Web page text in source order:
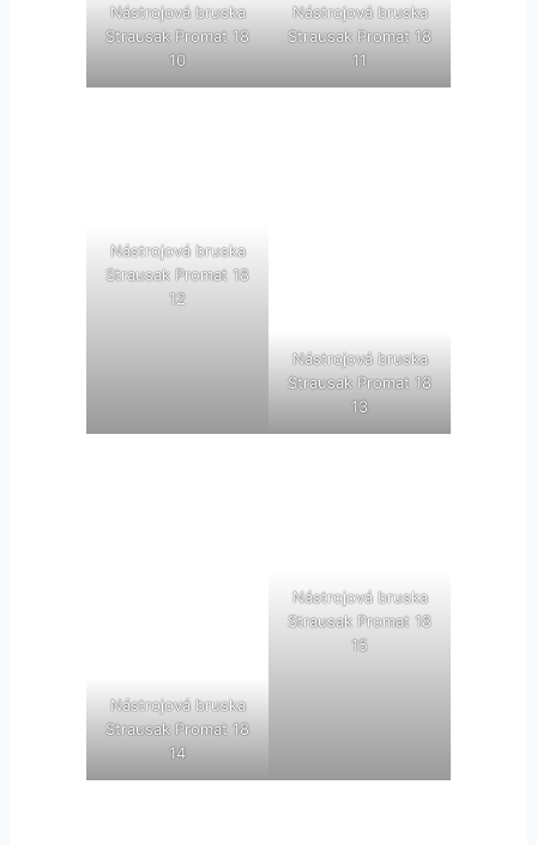
Nástrojová bruska
Strausak Promat 18
10
Nástrojová bruska
Strausak Promat 18
11
Nástrojová bruska
Strausak Promat 18
12
Nástrojová bruska
Strausak Promat 18
13
Nástrojová bruska
Strausak Promat 18
14
Nástrojová bruska
Strausak Promat 18
15